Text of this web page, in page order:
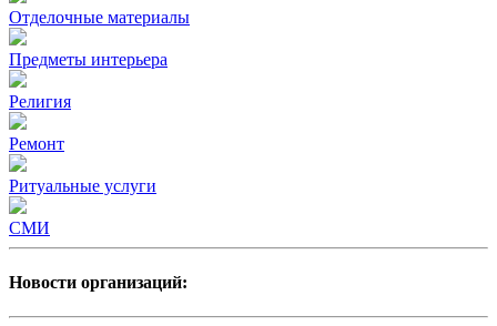
Отделочные материалы
Предметы интерьера
Религия
Ремонт
Ритуальные услуги
СМИ
Новости организаций: